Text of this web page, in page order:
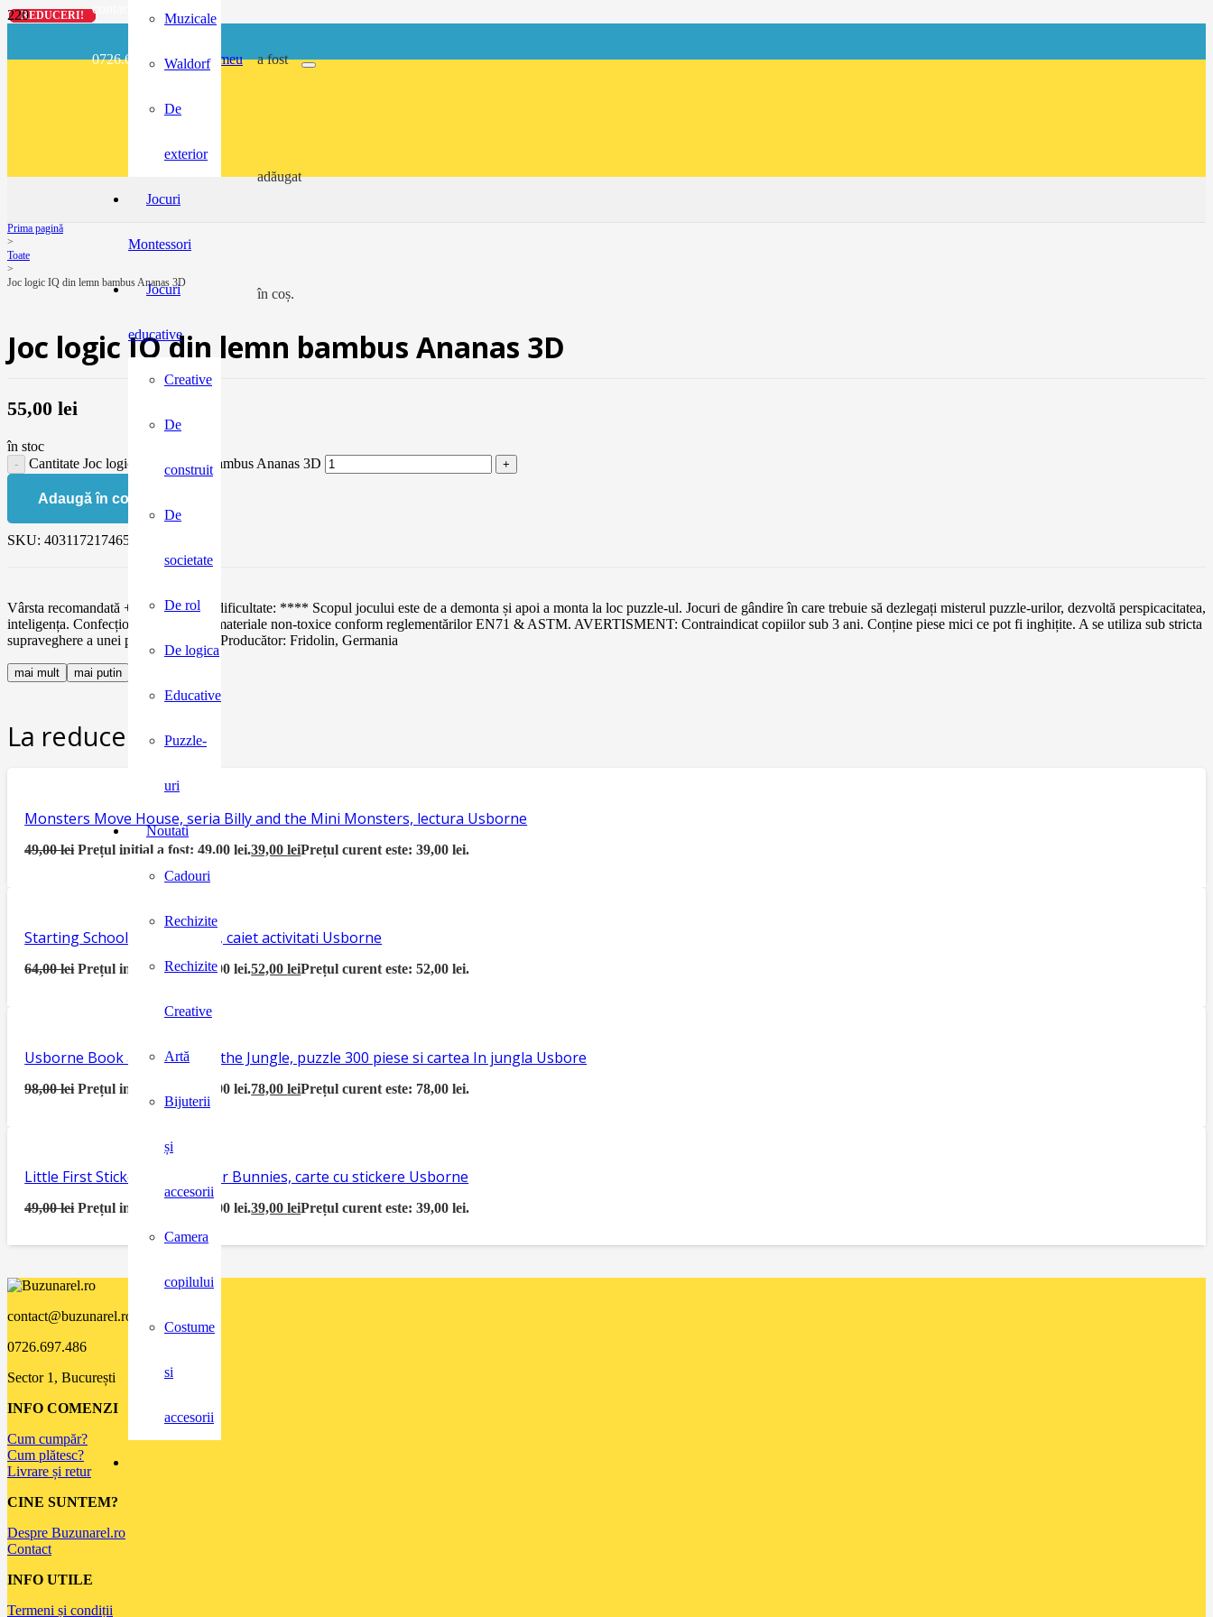
contact@buzunarel.ro
0726.697.486 meu a fost
adăugat
în coș.
Muzicale
Waldorf
De
exterior
Jocuri
Montessori
Jocuri
educative
Creative
De
construit
De
societate
De rol
De logica
Educative
Puzzle-
uri
Noutati
Cadouri
Rechizite
Rechizite
Creative
Artă
Bijuterii
și
accesorii
Camera
copilului
Costume
si
accesorii
Prima pagină
>
Toate
>
Joc logic IQ din lemn bambus Ananas 3D
Joc logic IQ din lemn bambus Ananas 3D
55,00 lei
în stoc
Cantitate Joc logic IQ din lemn bambus Ananas 3D
Adaugă în coș
SKU: 4031172174653
Vârsta recomandată +8 ani. Grad de dificultate: **** Scopul jocului este de a demonta și apoi a monta la loc puzzle-ul. Jocuri de gândire în care trebuie să dezlegați misterul puzzle-urilor, dezvoltă perspicacitatea,
inteligența. Confecționat din lemn și materiale non-toxice conform reglementărilor EN71 & ASTM. AVERTISMENT: Contraindicat copiilor sub 3 ani. Conține piese mici ce pot fi inghițite. A se utiliza sub stricta
supraveghere a unei persoane adulte. Producător: Fridolin, Germania
mai mult mai putin
La reducere:
REDUCERI!
Monsters Move House, seria Billy and the Mini Monsters, lectura Usborne
49,00lei Prețul inițial a fost: 49,00 lei.39,00leiPrețul curent este: 39,00 lei.
REDUCERI!
Starting School Activity Book, caiet activitati Usborne
64,00lei Prețul inițial a fost: 64,00 lei.52,00leiPrețul curent este: 52,00 lei.
REDUCERI!
Usborne Book and Jigsaw In the Jungle, puzzle 300 piese si cartea In jungla Usbore
98,00lei Prețul inițial a fost: 98,00 lei.78,00leiPrețul curent este: 78,00 lei.
REDUCERI!
Little First Sticker Book Easter Bunnies, carte cu stickere Usborne
49,00lei Prețul inițial a fost: 49,00 lei.39,00leiPrețul curent este: 39,00 lei.
contact@buzunarel.ro
0726.697.486
Sector 1, București
INFO COMENZI
Cum cumpăr?
Cum plătesc?
Livrare și retur
CINE SUNTEM?
Despre Buzunarel.ro
Contact
INFO UTILE
Termeni și condiții